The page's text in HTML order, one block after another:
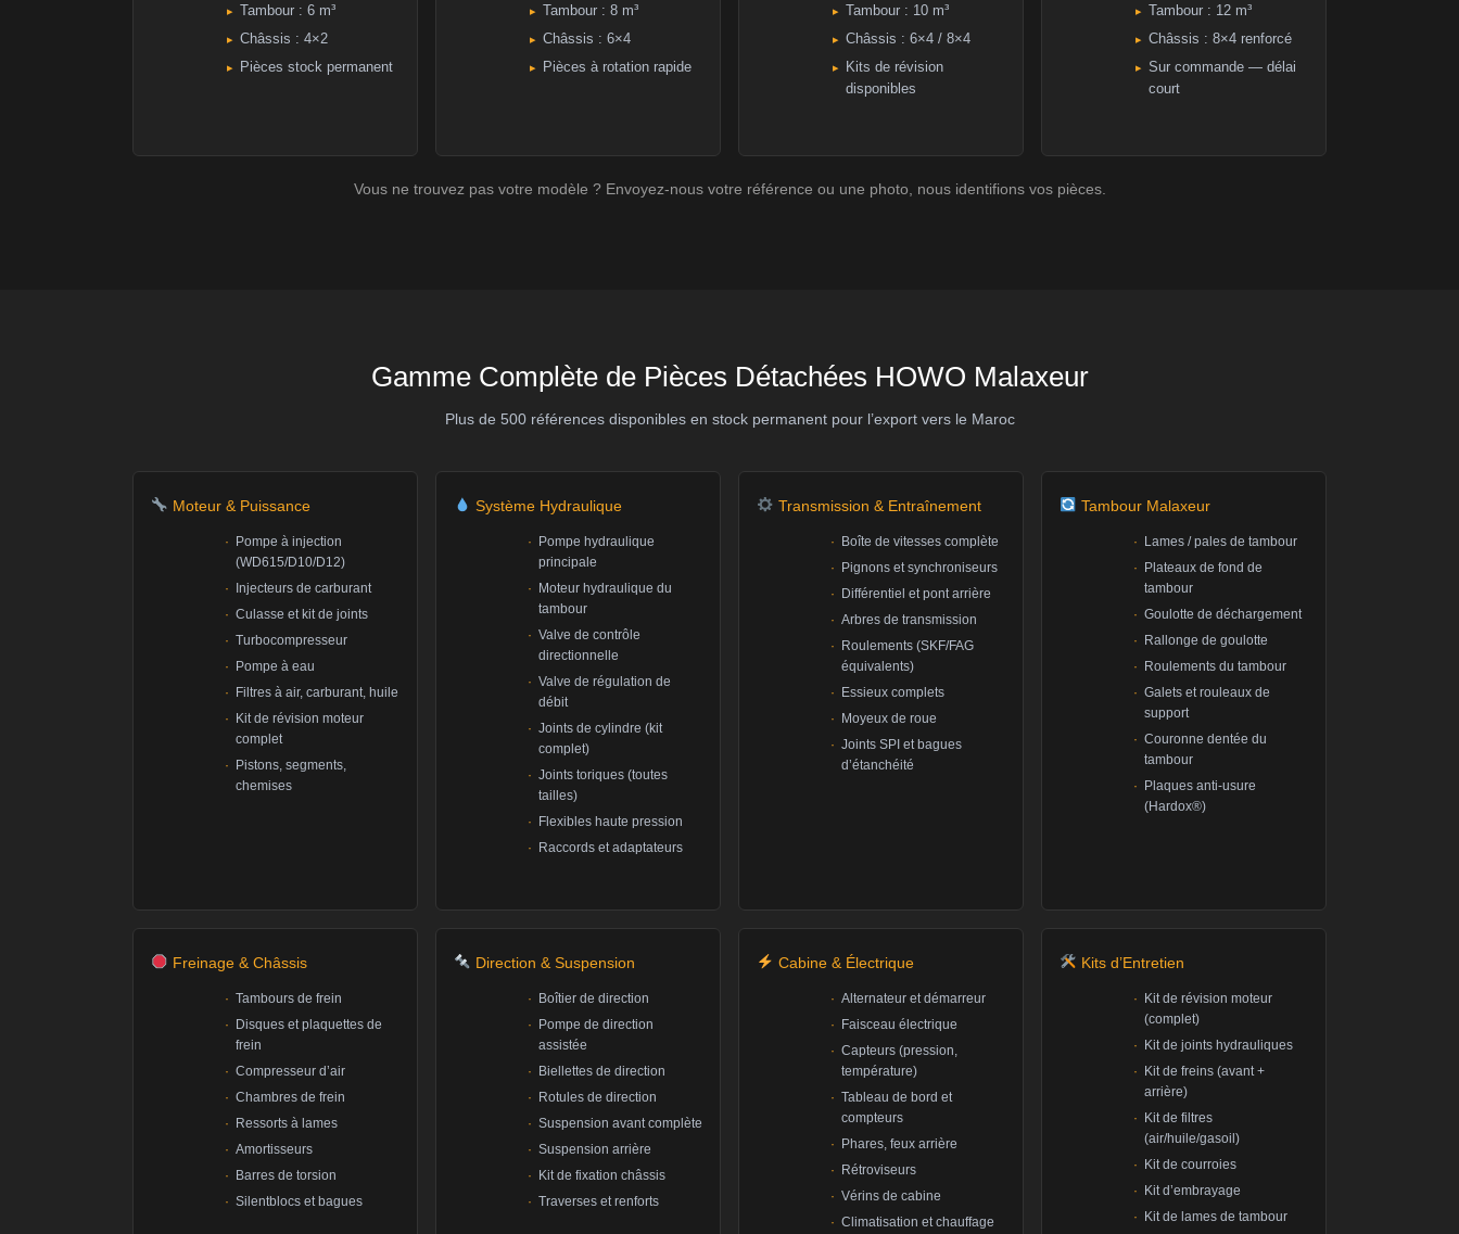
Tambour : 6 m³
Châssis : 4×2
Pièces stock permanent
Tambour : 8 m³
Châssis : 6×4
Pièces à rotation rapide
Tambour : 10 m³
Châssis : 6×4 / 8×4
Kits de révision
disponibles
Tambour : 12 m³
Châssis : 8×4 renforcé
Sur commande — délai
court
Vous ne trouvez pas votre modèle ? Envoyez-nous votre référence ou une photo, nous identifions vos pièces.
Gamme Complète de Pièces Détachées HOWO Malaxeur
Plus de 500 références disponibles en stock permanent pour l’export vers le Maroc
Moteur & Puissance
Pompe à injection
(WD615/D10/D12)
Injecteurs de carburant
Culasse et kit de joints
Turbocompresseur
Pompe à eau
Filtres à air, carburant, huile
Kit de révision moteur
complet
Pistons, segments,
chemises
Système Hydraulique
Pompe hydraulique
principale
Moteur hydraulique du
tambour
Valve de contrôle
directionnelle
Valve de régulation de
débit
Joints de cylindre (kit
complet)
Joints toriques (toutes
tailles)
Flexibles haute pression
Raccords et adaptateurs
Transmission & Entraînement
Boîte de vitesses complète
Pignons et synchroniseurs
Différentiel et pont arrière
Arbres de transmission
Roulements (SKF/FAG
équivalents)
Essieux complets
Moyeux de roue
Joints SPI et bagues
d’étanchéité
Tambour Malaxeur
Lames / pales de tambour
Plateaux de fond de
tambour
Goulotte de déchargement
Rallonge de goulotte
Roulements du tambour
Galets et rouleaux de
support
Couronne dentée du
tambour
Plaques anti-usure
(Hardox®)
Freinage & Châssis
Tambours de frein
Disques et plaquettes de
frein
Compresseur d’air
Chambres de frein
Ressorts à lames
Amortisseurs
Barres de torsion
Silentblocs et bagues
Direction & Suspension
Boîtier de direction
Pompe de direction
assistée
Biellettes de direction
Rotules de direction
Suspension avant complète
Suspension arrière
Kit de fixation châssis
Traverses et renforts
Cabine & Électrique
Alternateur et démarreur
Faisceau électrique
Capteurs (pression,
température)
Tableau de bord et
compteurs
Phares, feux arrière
Rétroviseurs
Vérins de cabine
Climatisation et chauffage
Kits d’Entretien
Kit de révision moteur
(complet)
Kit de joints hydrauliques
Kit de freins (avant +
arrière)
Kit de filtres
(air/huile/gasoil)
Kit de courroies
Kit d’embrayage
Kit de lames de tambour